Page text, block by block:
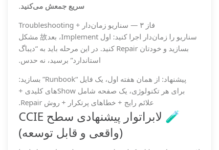
سریع جمعش می‌کنید.
فاز ۳ — سناریو زمان‌دار + Troubleshooting
سناریو را زمان‌دار اجرا کنید: اول Implement، بعد故 مشکل
بسازید و خودتان Repair کنید. در این مرحله باید به “دیباگ
استاندارد” برسید، نه حدس.
پیشنهاد: از همان هفته اول، یک فایل “Runbook” بسازید:
برای هر تکنولوژی، یک صفحه شامل Showهای کلیدی +
علائم رایج + خطاهای پرتکرار + روش Repair.
🧪 لابراتوار پیشنهادی سطح CCIE
(واقعی و قابل توسعه)